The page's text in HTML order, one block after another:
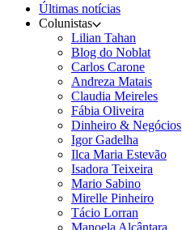
Últimas notícias
Colunistas
Lilian Tahan
Blog do Noblat
Carlos Carone
Andreza Matais
Claudia Meireles
Fábia Oliveira
Dinheiro & Negócios
Igor Gadelha
Ilca Maria Estevão
Isadora Teixeira
Mario Sabino
Mirelle Pinheiro
Tácio Lorran
Manoela Alcântara